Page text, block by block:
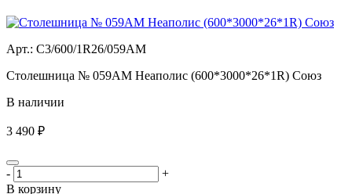
Aрт.: С3/600/1R26/059АМ
Столешница № 059АМ Неаполис (600*3000*26*1R) Союз
В наличии
3 490 ₽
-
+
В корзину